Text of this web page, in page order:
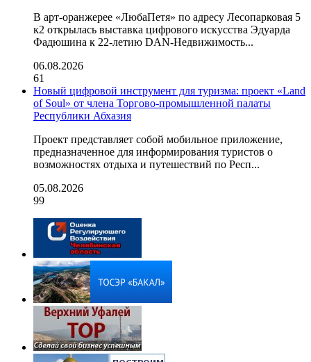
В арт-оранжерее «ЛюбаПетя» по адресу Лесопарковая 5
к2 открылась выставка цифрового искусства Эдуарда
Фадюшина к 22-летию DAN-Недвижимость...
06.08.2026
61
Новый цифровой инструмент для туризма: проект «Land
of Soul» от члена Торгово-промышленной палаты
Республики Абхазия
Проект представляет собой мобильное приложение,
предназначенное для информирования туристов о
возможностях отдыха и путешествий по Респ...
05.08.2026
99